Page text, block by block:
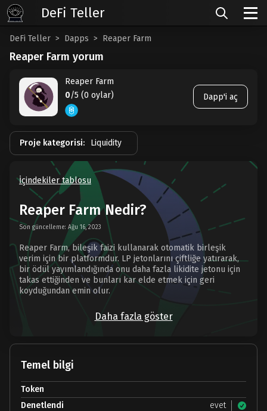
DeFi Teller Dapps Reaper Farm
Reaper Farm yorum
Reaper Farm
0/5 (0 oylar) Dapp'i aç
Proje kategorisi: Liquidity
İçindekiler tablosu
Reaper Farm Nedir?
Son güncelleme: Ağu 16, 2023
Reaper Farm, bileşik faizi kullanarak otomatik birleşik
verim için bir platformdur. LP jetonlarını çiftliğe yatırarak,
bir ödül yayımlandığında onu daha fazla likidite jetonu için
takas ettiğinden ve bunları kar elde etmek için geri
koyduğundan emin olur.
Daha fazla göster
Temel bilgi
Token
Denetlendi
evet
DeFi Teller